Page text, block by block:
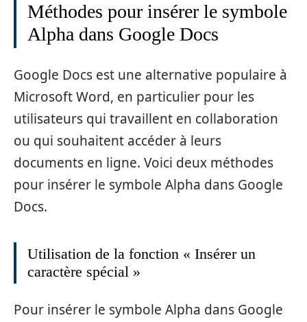
Méthodes pour insérer le symbole
Alpha dans Google Docs
Google Docs est une alternative populaire à
Microsoft Word, en particulier pour les
utilisateurs qui travaillent en collaboration
ou qui souhaitent accéder à leurs
documents en ligne. Voici deux méthodes
pour insérer le symbole Alpha dans Google
Docs.
Utilisation de la fonction « Insérer un
caractère spécial »
Pour insérer le symbole Alpha dans Google